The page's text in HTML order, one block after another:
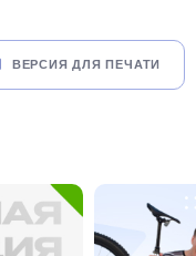
ВЕРСИЯ ДЛЯ ПЕЧАТИ